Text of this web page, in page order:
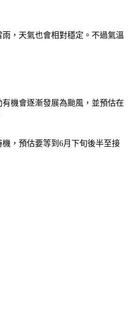
，天氣也會相對穩定。不過氣溫
機會逐漸發展為颱風，並預估在
，預估要等到6月下旬後半至接